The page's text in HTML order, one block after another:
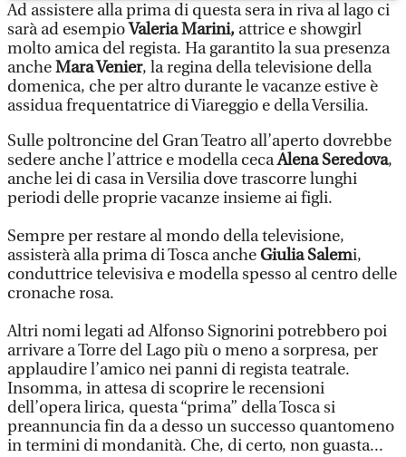
Ad assistere alla prima di questa sera in riva al lago ci
sarà ad esempioValeria Marini, attrice e showgirl
molto amica del regista. Ha garantito la sua presenza
ancheMara Venier, la regina della televisione della
domenica, che per altro durante le vacanze estive è
assidua frequentatrice di Viareggio e della Versilia.
Sulle poltroncine del Gran Teatro all’aperto dovrebbe
sedere anche l’attrice e modella cecaAlena Seredova,
anche lei di casa in Versilia dove trascorre lunghi
periodi delle proprie vacanze insieme ai figli.
Sempre per restare al mondo della televisione,
assisterà alla prima di Tosca ancheGiulia Salemi,
conduttrice televisiva e modella spesso al centro delle
cronache rosa.
Altri nomi legati ad Alfonso Signorini potrebbero poi
arrivare a Torre del Lago più o meno a sorpresa, per
applaudire l’amico nei panni di regista teatrale.
Insomma, in attesa di scoprire le recensioni
dell’opera lirica, questa “prima” della Tosca si
preannuncia fin da a desso un successo quantomeno
in termini di mondanità. Che, di certo, non guasta...